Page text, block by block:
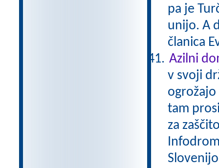
pa je
unijo. A
članica
Azilni
v svoji
ogrožajo
tam
za